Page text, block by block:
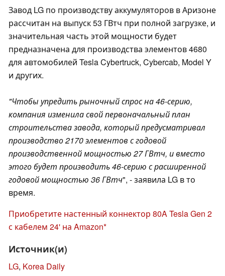
Завод LG по производству аккумуляторов в Аризоне
рассчитан на выпуск 53 ГВтч при полной загрузке, и
значительная часть этой мощности будет
предназначена для производства элементов 4680
для автомобилей Tesla Cybertruck, Cybercab, Model Y
и других.
"Чтобы упредить рыночный спрос на 46-серию,
компания изменила свой первоначальный план
строительства завода, который предусматривал
производство 2170 элементов с годовой
производственной мощностью 27 ГВтч, и вместо
этого будет производить 46-серию с расширенной
годовой мощностью 36 ГВтч", - заявила LG в то
время.
Приобретите настенный коннектор 80A Tesla Gen 2
с кабелем 24' на Amazon
Источник(и)
LG, Korea Daily